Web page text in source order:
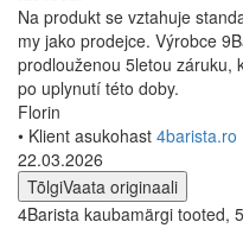
Na produkt se vztahuje
my jako prodejce. Výrobce
prodlouženou 5letou záruku,
po uplynutí této doby.
Florin
• Klient asukohast 4barista.ro
22.03.2026
TõlgiVaata originaali
4Barista kaubamärgi tooted,